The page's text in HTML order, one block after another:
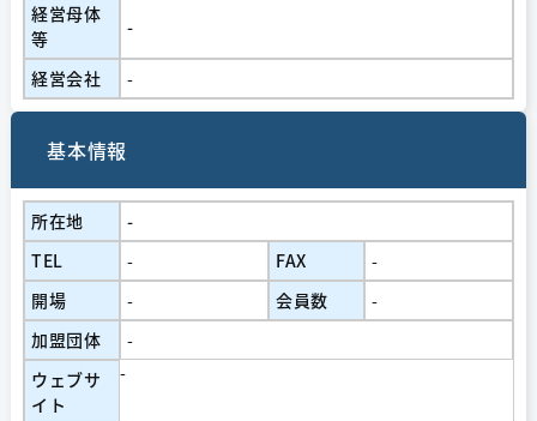
経営⺟体
等
-
経営会社 -
基本情報
所在地
-
TEL
- FAX
-
開場
- 会員数
-
加盟団体
-
ウェブサ
イト
-